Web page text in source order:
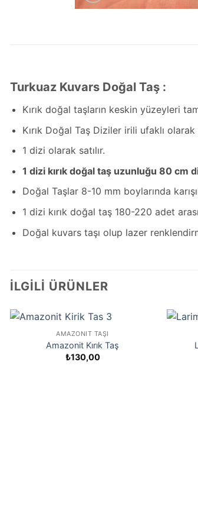
Turkuaz Kuvars Doğal Taş :
Kırık doğal taşların keskin yüzeyleri
Kırık Doğal Taş Diziler irili ufaklı
1 dizi olarak satılır.
1 dizi kırık doğal taş uzunluğu 80 cm
Doğal Taşlar 8-10 mm boylarında
1 dizi kırık doğal taş 180-220 adet
Doğal kuvars taşı olup lazer
İLGILI ÜRÜNLER
AMAZONIT TAŞI
Amazonit Kırık Taş
₺130,00